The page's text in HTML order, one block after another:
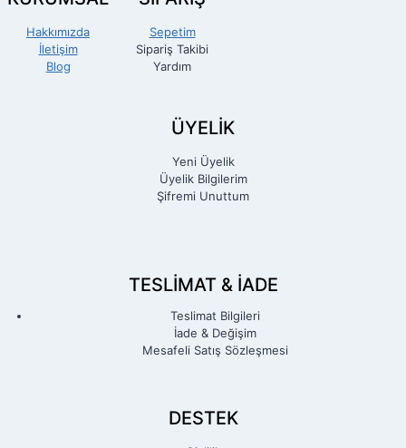
Hakkımızda
İletişim
Blog
Sepetim
Sipariş Takibi
Yardım
ÜYELİK
Yeni Üyelik
Üyelik Bilgilerim
Şifremi Unuttum
TESLIMAT & İADE
Teslimat Bilgileri
İade & Değişim
Mesafeli Satış Sözleşmesi
DESTEK